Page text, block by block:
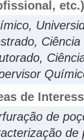
etc.)
de
de
de